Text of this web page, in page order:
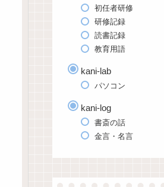
初任者研修
研修記録
読書記録
教育用語
kani-lab
パソコン
kani-log
書斎の話
金言・名言